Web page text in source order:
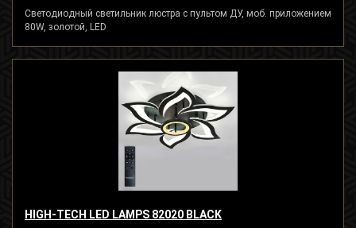
Светодиодный светильник люстра с пультом ДУ, моб. приложением
80W, золотой, LED
HIGH-TECH LED LAMPS 82020 BLACK